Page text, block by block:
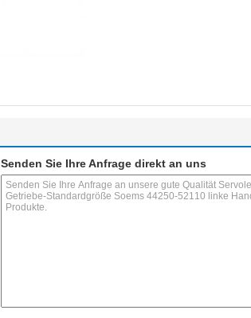
Senden Sie Ihre Anfrage direkt an uns